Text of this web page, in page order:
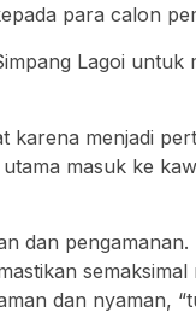
para calon
Lagoi untuk
karena menjadi
masuk ke
dan pengamanan.
dan nyaman,